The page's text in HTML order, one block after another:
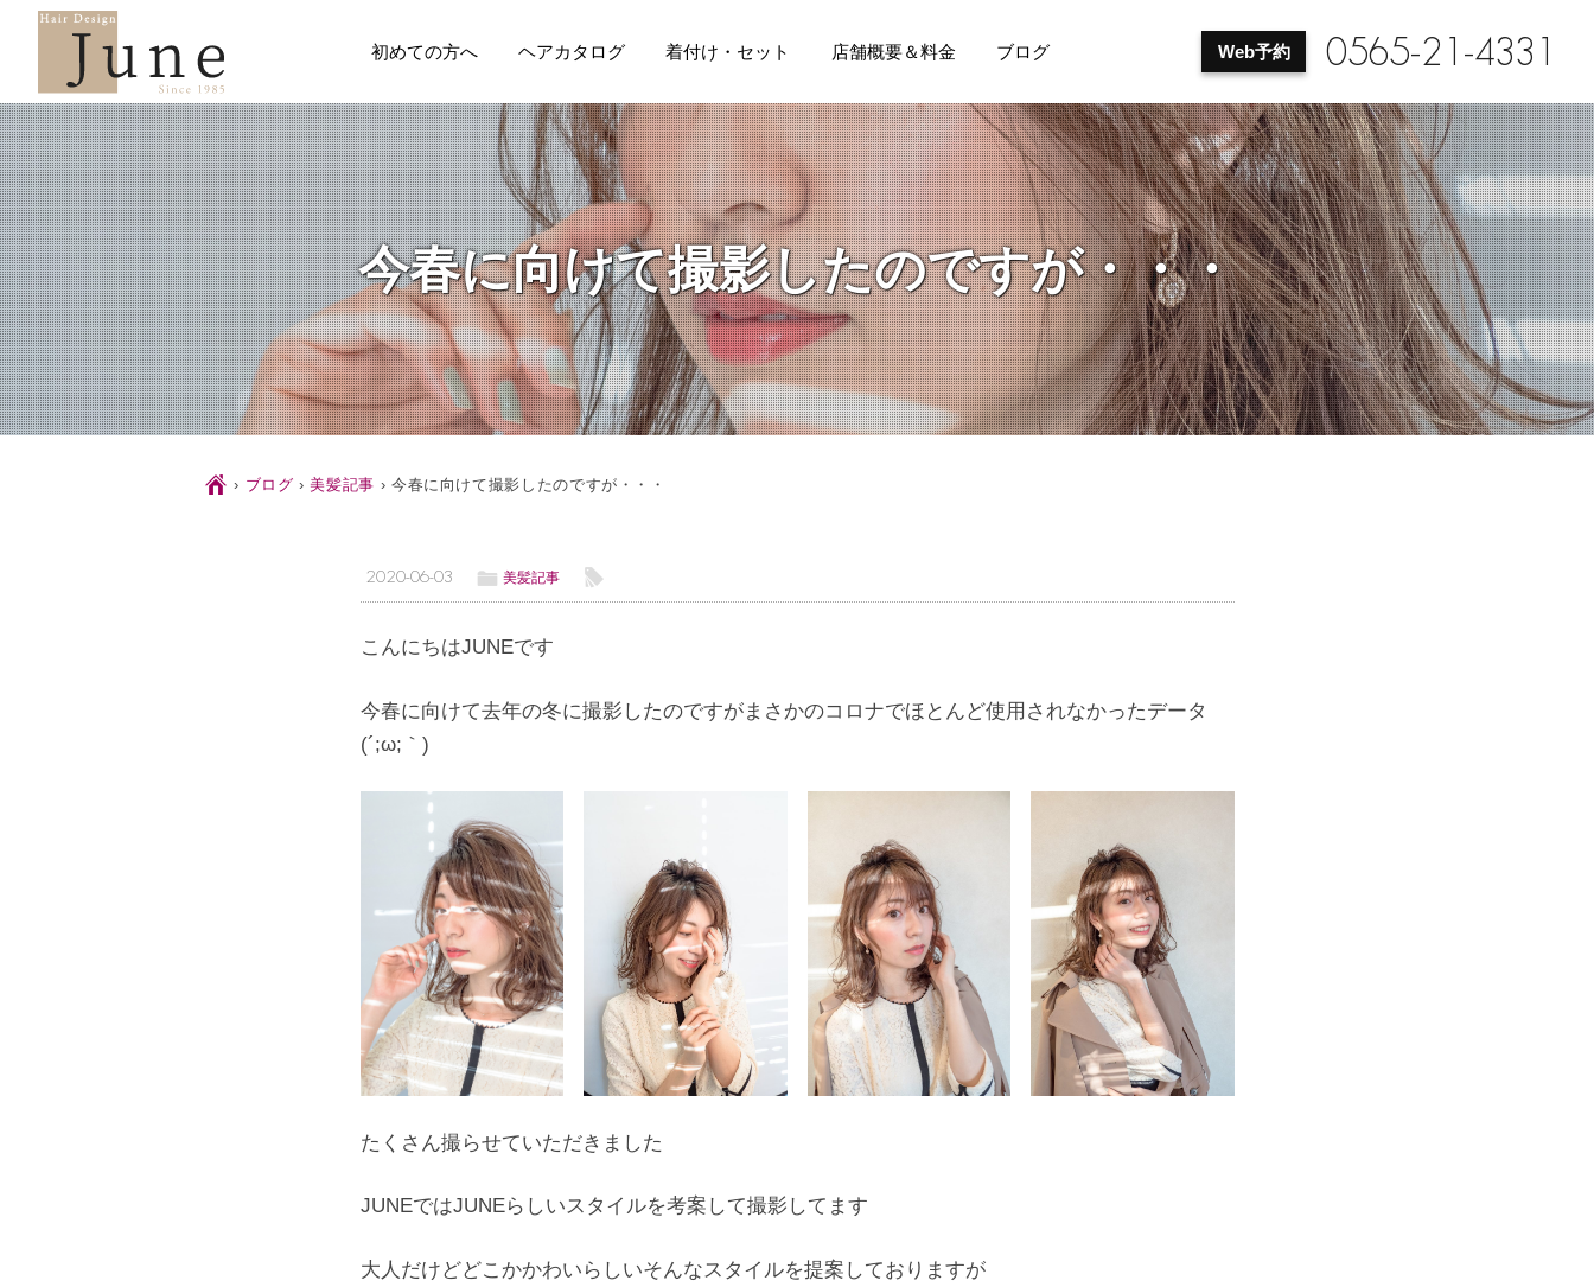
初めての方へ ヘアカタログ 着付け・セット 店舗概要＆料金 ブログ Web予約 0565-21-4331
今春に向けて撮影したのですが・・・
Ç › ブログ ›美髪記事 › 今春に向けて撮影したのですが・・・
2020-06-03 ë 美髪記事 l
こんにちはJUNEです
今春に向けて去年の冬に撮影したのですがまさかのコロナでほとんど使用されなかったデータ
(´;ω;｀)
たくさん撮らせていただきました
JUNEではJUNEらしいスタイルを考案して撮影してます
大人だけどどこかかわいらしいそんなスタイルを提案しておりますが